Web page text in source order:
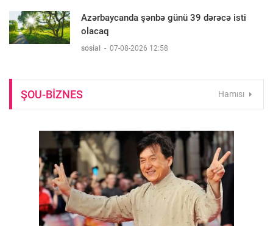
Azərbaycanda şənbə günü 39 dərəcə isti
olacaq
sosial - 07-08-2026 12:58
ŞOU-BIZNES Hamısı